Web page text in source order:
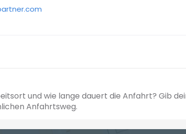
und wie lange dauert die Anfahrt? Gib
Anfahrtsweg.